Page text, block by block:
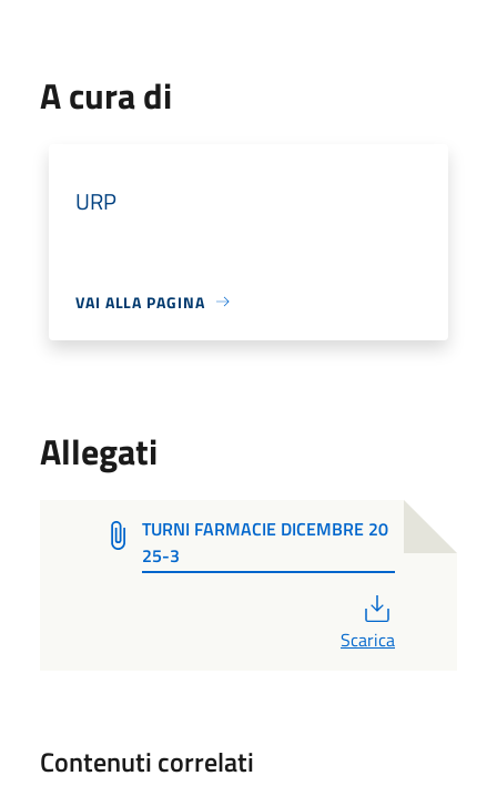
A cura di
URP
VAI ALLA PAGINA
Allegati
TURNI FARMACIE DICEMBRE 20
25-3
Scarica
Contenuti correlati